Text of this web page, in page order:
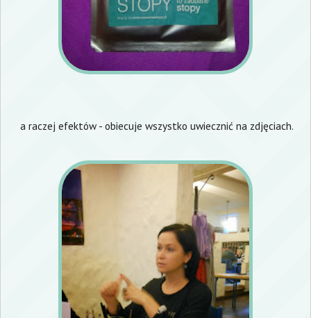
a raczej efektów - obiecuje wszystko uwiecznić na zdjęciach.